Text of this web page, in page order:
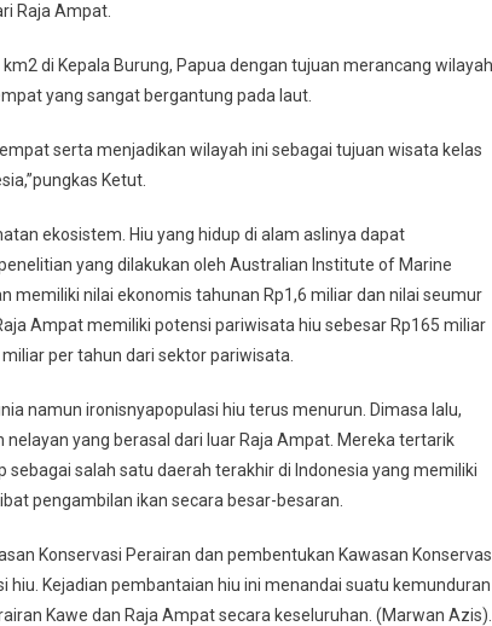
Raja Ampat.
di Kepala Burung, Papua dengan tujuan merancang wilayah
yang sangat bergantung pada laut.
serta menjadikan wilayah ini sebagai tujuan wisata kelas
Ketut.
ekosistem. Hiu yang hidup di alam aslinya dapat
yang dilakukan oleh Australian Institute of Marine
memiliki nilai ekonomis tahunan Rp1,6 miliar dan nilai seumur
Ampat memiliki potensi pariwisata hiu sebesar Rp165 miliar
per tahun dari sektor pariwisata.
namun ironisnyapopulasi hiu terus menurun. Dimasa lalu,
yang berasal dari luar Raja Ampat. Mereka tertarik
salah satu daerah terakhir di Indonesia yang memiliki
pengambilan ikan secara besar-besaran.
Konservasi Perairan dan pembentukan Kawasan
Kejadian pembantaian hiu ini menandai suatu kemunduran
Kawe dan Raja Ampat secara keseluruhan. (Marwan Azis).